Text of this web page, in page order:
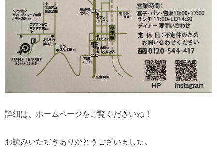
詳細は、ホームページをご覧くださいね！
お読みいただきありがとうございました。